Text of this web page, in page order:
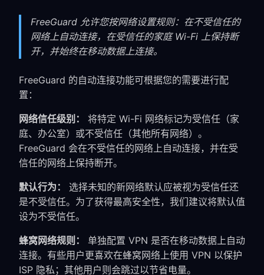
FreeGuard 允许您按网络设置规则：在不受信任的
网络上自动连接，在受信任的家庭 Wi-Fi 上保持断
开，并始终在移动数据上连接。
FreeGuard 的自动连接功能可根据您的需要进行配
置：
网络信任级别：
将特定 Wi-Fi 网络标记为受信任（家
庭、办公室）或不受信任（其他所有网络）。
FreeGuard 会在不受信任的网络上自动连接，并在受
信任的网络上保持断开。
默认行为：
选择未知的新网络默认应被视为受信任还
是不受信任。为了获得最高安全性，我们建议将默认值
设为不受信任。
蜂窝网络规则：
单独配置 VPN 是否在移动数据上自动
连接。有些用户更喜欢在蜂窝网络上使用 VPN 以保护
ISP 隐私；其他用户则会跳过以节省电量。